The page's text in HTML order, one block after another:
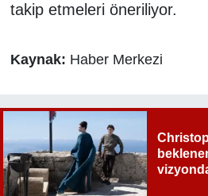
takip etmeleri öneriliyor.
Kaynak: Haber Merkezi